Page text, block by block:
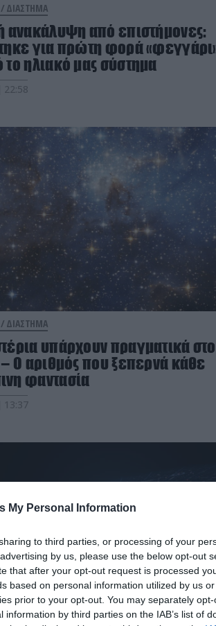
My Personal Information
to third parties, or processing of your
by us, please use the below opt-out
that after your opt-out request is processed
based on personal information utilized by us
prior to your opt-out. You may separately
by third parties on the IAB’s list of
/ ΔΙΑΣΤΗΜΑ
ανακάλυψη από επιστήμονες:
για πρώτη φορά
ηλιακό μας σύστημα
22:58
/ ΔΙΑΣΤΗΜΑ
υπάρχουν πραγματικά στο
Ο αριθμός που ξεπερνά κάθε
φαντασία
13:37